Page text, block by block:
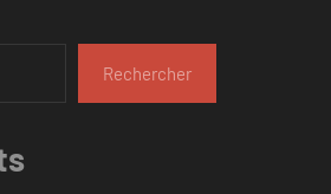
Rechercher